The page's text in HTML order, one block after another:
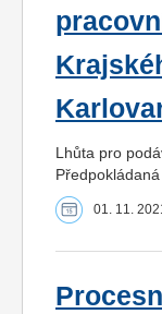
Lhůta pro
01. 11.